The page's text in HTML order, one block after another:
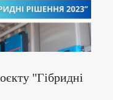
"Гібридні